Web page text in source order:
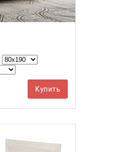
Купить